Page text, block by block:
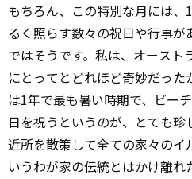
もちろん、この特別な月には
るく照らす数々の祝日や行事が
ではそうです。私は、オースト
にとってとどれほど奇妙だった
は1年で最も暑い時期で、ビー
日を祝うというのが、とても珍
近所を散策して全ての家々のイ
いうわが家の伝統とはかけ離れ